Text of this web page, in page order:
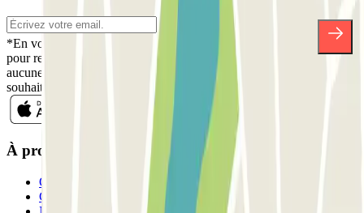
*En vous inscrivant, vous acceptez notre politique de confidentialité
pour recevoir des communications commerciales de Parclick. Sans
aucune obligation, vous pouvez vous désinscrire quand vous le
souhaitez dans la même newsletter.
À propos de Parclick
Qui sommes-nous ?
Comment ça marche?